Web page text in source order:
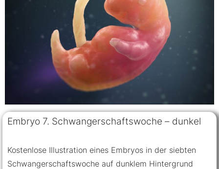
Embryo 7. Schwangerschaftswoche – dunkel
Kostenlose Illustration eines Embryos in der siebten
Schwangerschaftswoche auf dunklem Hintergrund